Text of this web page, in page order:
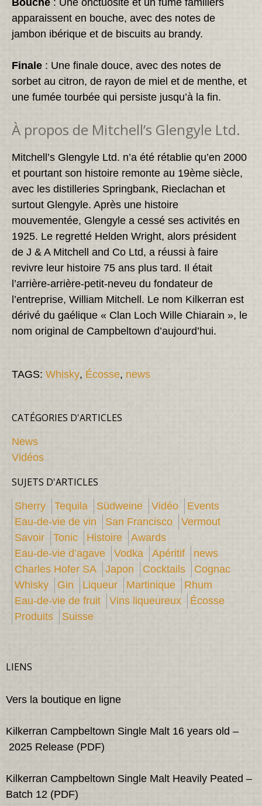
apparaissent en bouche, avec des notes de
jambon ibérique et de biscuits au brandy.
Finale: Une finale douce, avec des notes de
sorbet au citron, de rayon de miel et de menthe, et
une fumée tourbée qui persiste jusqu’à la fin.
À propos de Mitchell’s Glengyle Ltd.
Mitchell’s Glengyle Ltd. n’a été rétablie qu’en 2000
et pourtant son histoire remonte au 19ème siècle,
avec les distilleries Springbank, Rieclachan et
surtout Glengyle. Après une histoire
mouvementée, Glengyle a cessé ses activités en
1925. Le regretté Helden Wright, alors président
de J & A Mitchell and Co Ltd, a réussi à faire
revivre leur histoire 75 ans plus tard. Il était
l’arrière-arrière-petit-neveu du fondateur de
l’entreprise, William Mitchell. Le nom Kilkerran est
dérivé du gaélique « Clan Loch Wille Chiarain », le
nom original de Campbeltown d’aujourd’hui.
TAGS: Whisky, Écosse, news
CATÉGORIES D'ARTICLES
News
Vidéos
SUJETS D'ARTICLES
Sherry Tequila Südweine Vidéo
Events
Eau-de-vie de vin
San Francisco
Vermout
Savoir
Tonic Histoire
Awards
Eau-de-vie d’agave
Vodka Apéritif
news
Charles Hofer SA
Japon Cocktails
Cognac
Whisky
Gin Liqueur Martinique
Rhum
Eau-de-vie de fruit
Vins liqueureux
Écosse
Produits
Suisse
LIENS
Vers la boutique en ligne
Kilkerran Campbeltown Single Malt 16 years old –
2025 Release (PDF)
Kilkerran Campbeltown Single Malt Heavily Peated –
Batch 12 (PDF)